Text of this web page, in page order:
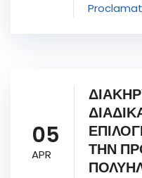
05
APR
ΤΗΝ